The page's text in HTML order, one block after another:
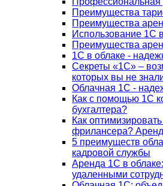
Преимущества
Преимущества
Использование 1С
Преимущества
1С в облаке -
Секреты «1С» –
которых вы не
Облачная 1С -
Как с помощью 1С
бухгалтера?
Как
фрилансера?
5 преимуществ
кадровой службы
Аренда 1С в
удаленными